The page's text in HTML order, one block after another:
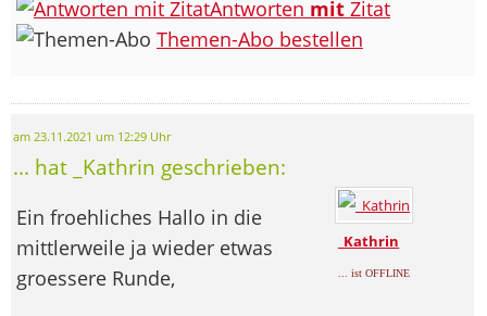
Antworten mit Zitat
Themen-Abo bestellen
am 23.11.2021 um 12:29 Uhr
... hat _Kathrin geschrieben:
_Kathrin
... ist OFFLINE
Ein froehliches Hallo in die
mittlerweile ja wieder etwas
groessere Runde,